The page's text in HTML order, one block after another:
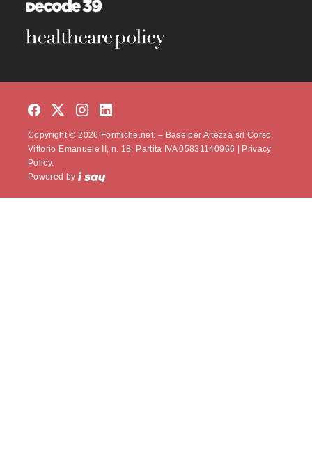
Copyright © 2026 Formiche.net. – Base per Altezza srl Corso
Vittorio Emanuele II, n. 18, Partita IVA 05831140966 |
Privacy
Policy.
Powered by